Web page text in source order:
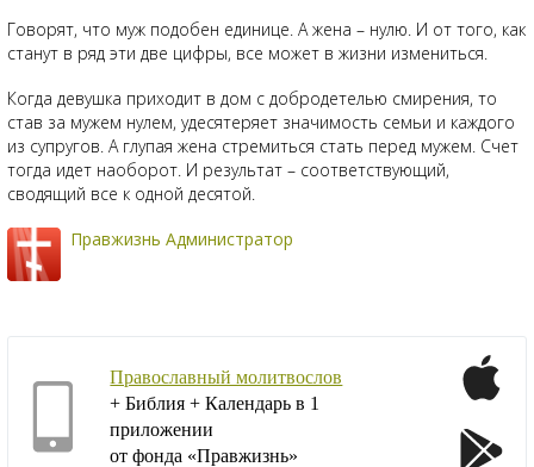
Говорят, что муж подобен единице. А жена – нулю. И от того, как
станут в ряд эти две цифры, все может в жизни измениться.
Когда девушка приходит в дом с добродетелью смирения, то
став за мужем нулем, удесятеряет значимость семьи и каждого
из супругов. А глупая жена стремиться стать перед мужем. Счет
тогда идет наоборот. И результат – соответствующий,
сводящий все к одной десятой.
Правжизнь Администратор
Православный молитвослов
+ Библия + Календарь в 1
приложении
от фонда «Правжизнь»